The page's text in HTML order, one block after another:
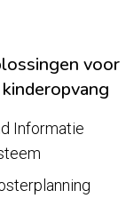
voor
Informatie